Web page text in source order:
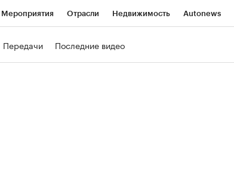
Мероприятия Отрасли Недвижимость Autonews
Передачи Последние видео